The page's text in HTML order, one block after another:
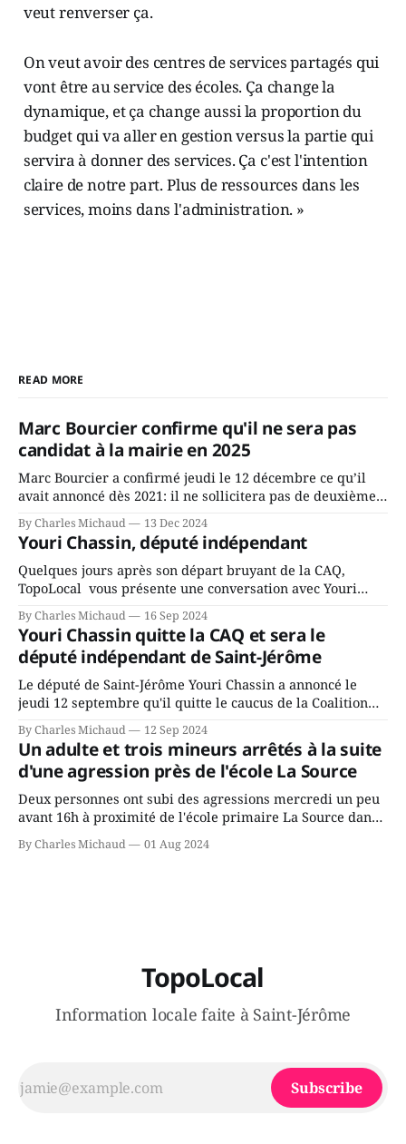
veut renverser ça.
On veut avoir des centres de services partagés qui
vont être au service des écoles. Ça change la
dynamique, et ça change aussi la proportion du
budget qui va aller en gestion versus la partie qui
servira à donner des services. Ça c'est l'intention
claire de notre part. Plus de ressources dans les
services, moins dans l'administration. »
READ MORE
Marc Bourcier confirme qu'il ne sera pas
candidat à la mairie en 2025
Marc Bourcier a confirmé jeudi le 12 décembre ce qu’il
avait annoncé dès 2021: il ne sollicitera pas de deuxième
mandat à titre de maire de Saint-Jérôme. Bourcier en a
fait l’annonce en s’adressant aux employés de la ville,
rassemblés en soirée pour leur traditionnel souper
By Charles Michaud 13 Dec 2024
Youri Chassin, député indépendant
Quelques jours après son départ bruyant de la CAQ,
TopoLocal vous présente une conversation avec Youri
Chassin. Nous avons causé de sa décision. Y songeait-il
depuis longtemps? Sera-t-il candidat indépendant dans 2
ans? Joindrait-il un autre parti, par exemple les
conservateurs d’Éric Duhaime? Que lui
By Charles Michaud 16 Sep 2024
Youri Chassin quitte la CAQ et sera le
député indépendant de Saint-Jérôme
Le député de Saint-Jérôme Youri Chassin a annoncé le
jeudi 12 septembre qu'il quitte le caucus de la Coalition
Avenir Québec de François Legault parce qu'il est déçu du
gouvernement de la CAQ, surtout de son incapacité, qu'il
juge chronique, à offrir des
By Charles Michaud 12 Sep 2024
Un adulte et trois mineurs arrêtés à la suite
d'une agression près de l'école La Source
Deux personnes ont subi des agressions mercredi un peu
avant 16h à proximité de l'école primaire La Source dans
le secteur Bellefeuille de Saint-Jérôme. L'une de deux
victimes aurait été écrasée sous un véhicule et aspergée
By Charles Michaud 01 Aug 2024
TopoLocal
Information locale faite à Saint-Jérôme
Subscribe